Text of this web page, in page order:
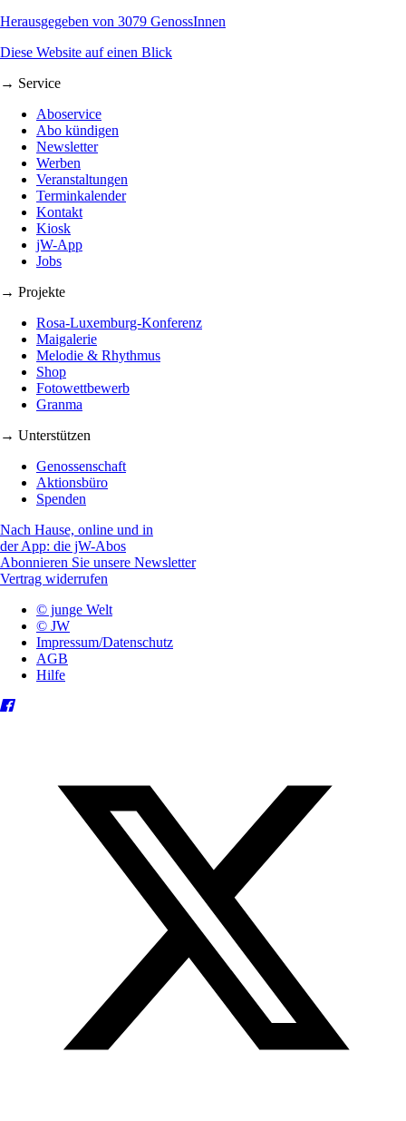
Herausgegeben von 3079 GenossInnen
Diese Website auf einen Blick
→ Service
Aboservice
Abo kündigen
Newsletter
Werben
Veranstaltungen
Terminkalender
Kontakt
Kiosk
jW-App
Jobs
→ Projekte
Rosa-Luxemburg-Konferenz
Maigalerie
Melodie & Rhythmus
Shop
Fotowettbewerb
Granma
→ Unterstützen
Genossenschaft
Aktionsbüro
Spenden
Nach Hause, online und in
der App: die jW-Abos
Abonnieren Sie unsere Newsletter
Vertrag widerrufen
© junge Welt
© JW
Impressum/Datenschutz
AGB
Hilfe